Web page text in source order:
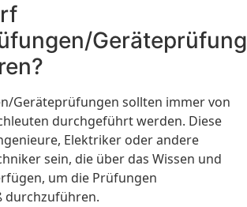
Geräteprüfungen sollten immer von
durchgeführt werden. Diese
Elektriker oder andere
sein, die über das Wissen und
um die Prüfungen
durchzuführen.